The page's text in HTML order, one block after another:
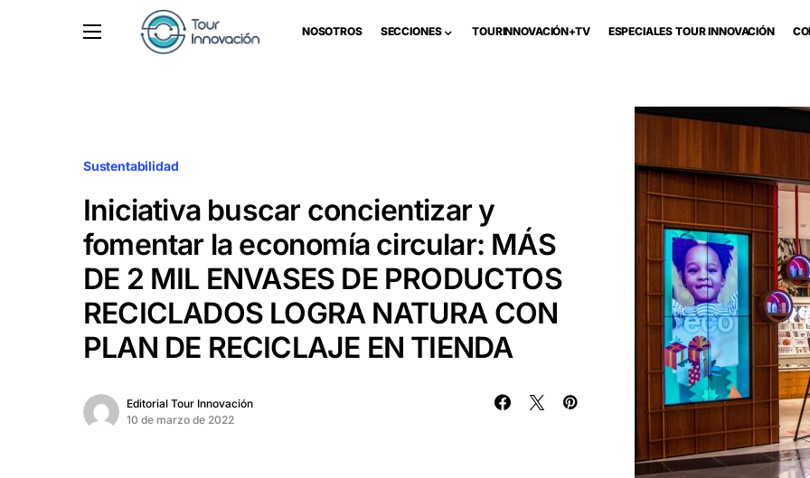
NOSOTROS SECCIONES TOURINNOVACIÓN+TV ESPECIALES TOUR INNOVACIÓN
Sustentabilidad
Iniciativa buscar concientizar y
fomentar la economía circular: MÁS
DE 2 MIL ENVASES DE PRODUCTOS
RECICLADOS LOGRA NATURA CON
PLAN DE RECICLAJE EN TIENDA
Editorial Tour Innovación
10 de marzo de 2022